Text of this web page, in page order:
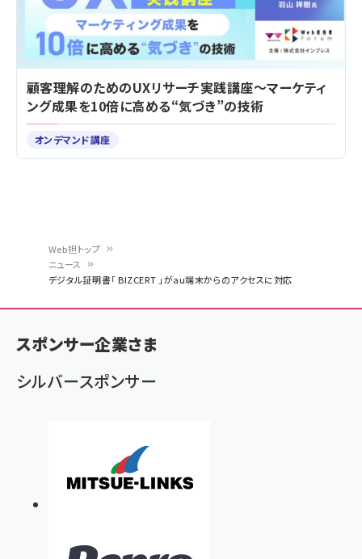
ン
く
ず
Web担トップ
ニュース
デジタル証明書「 BIZCERT 」がau端末からのアクセスに対応
顧客理解のためのUXリサーチ実践講座～マーケティ
ング成果を10倍に高める“気づき”の技術
オンデマンド講座
スポンサー企業さま
シルバースポンサー